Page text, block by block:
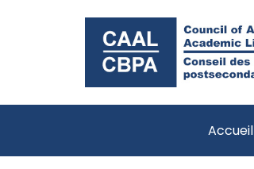
Accueil